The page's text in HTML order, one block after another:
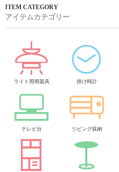
アイテムカテゴリー
ライト照明器具 掛け時計
テレビ台 リビング収納